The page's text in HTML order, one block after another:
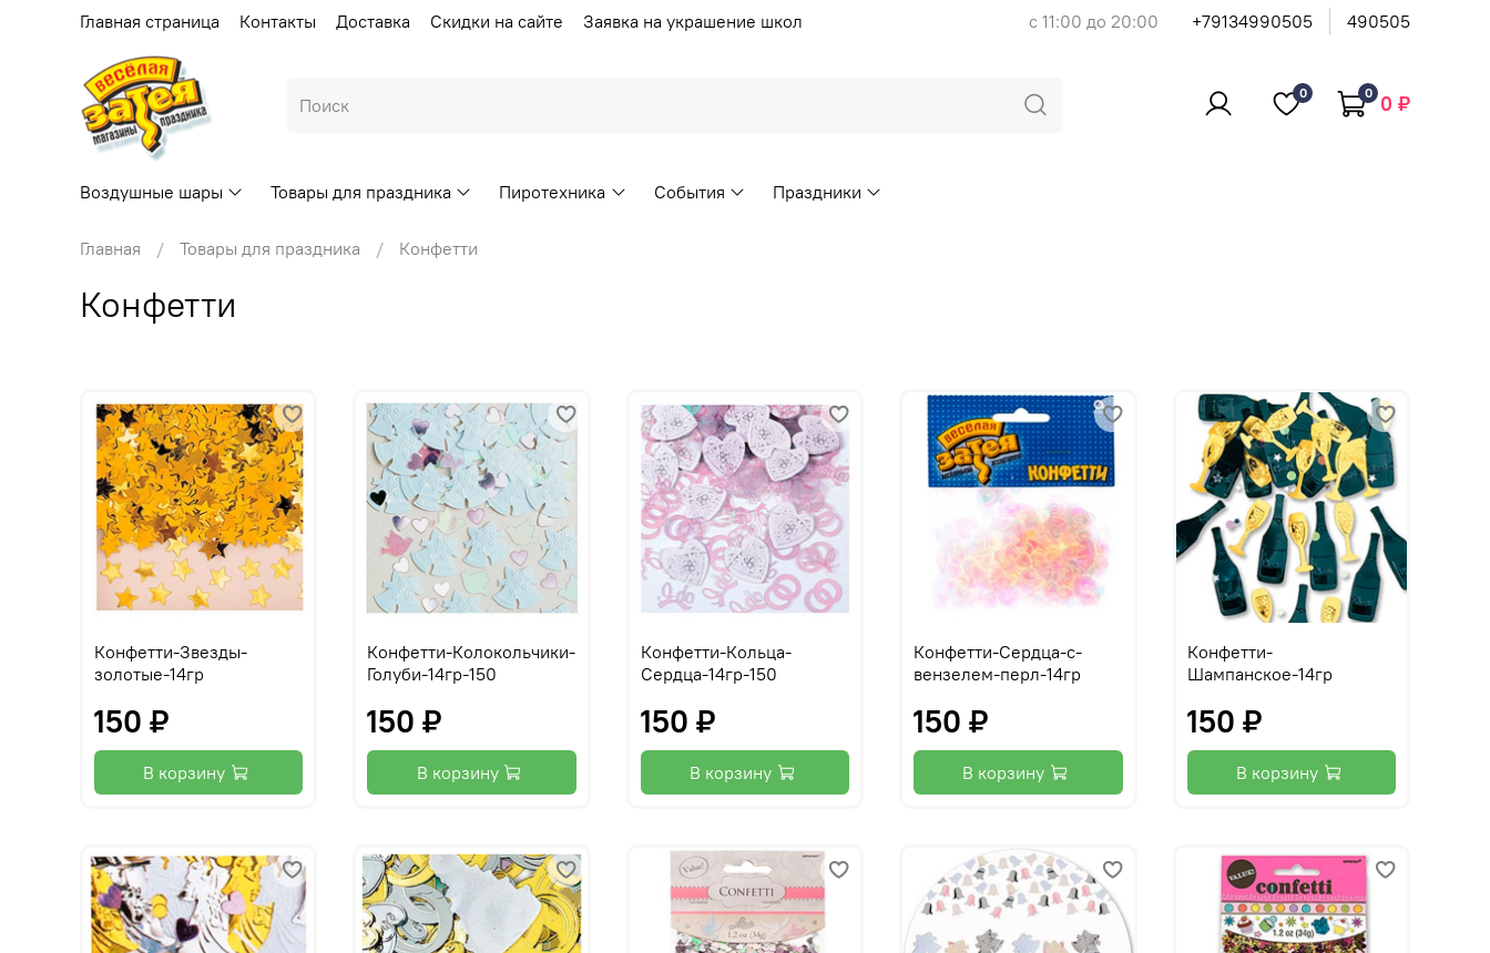
Главная страница Контакты Доставка Скидки на сайте Заявка на украшение школ с 11:00 до 20:00 +79134990505 490505
0 0 0 ₽
Воздушные шары Товары для праздника Пиротехника События Праздники
Главная Товары для праздника Конфетти
Конфетти
Конфетти-Звезды-
золотые-14гр
150 ₽
В корзину
Конфетти-Колокольчики-
Голуби-14гр-150
150 ₽
В корзину
Конфетти-Кольца-
Сердца-14гр-150
150 ₽
В корзину
Конфетти-Сердца-с-
вензелем-перл-14гр
150 ₽
В корзину
Конфетти-
Шампанское-14гр
150 ₽
В корзину